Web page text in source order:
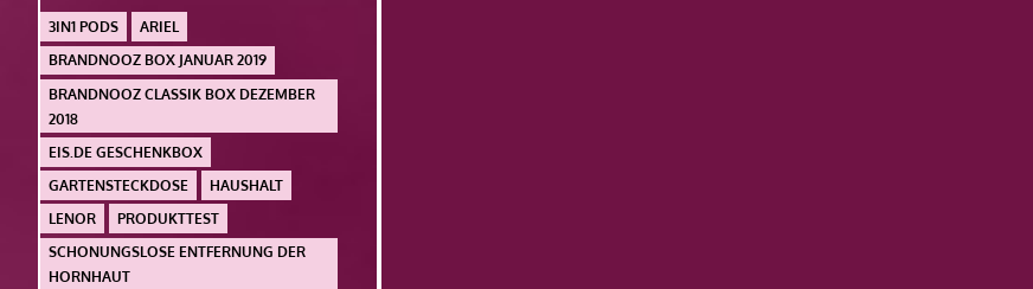
3IN1 PODS
ARIEL
BRANDNOOZ BOX JANUAR 2019
BRANDNOOZ CLASSIK BOX DEZEMBER
2018
EIS.DE GESCHENKBOX
GARTENSTECKDOSE
HAUSHALT
LENOR
PRODUKTTEST
SCHONUNGSLOSE ENTFERNUNG DER
HORNHAUT